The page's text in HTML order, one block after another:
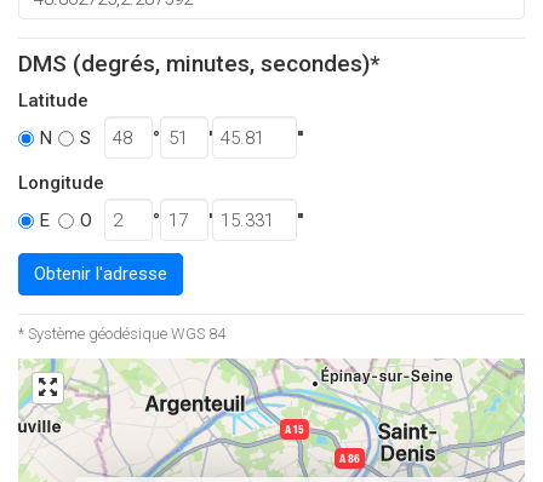
DMS (degrés, minutes, secondes)*
Latitude
N
S ° ' ''
Longitude
E
O ° ' ''
Obtenir l'adresse
* Système géodésique WGS 84